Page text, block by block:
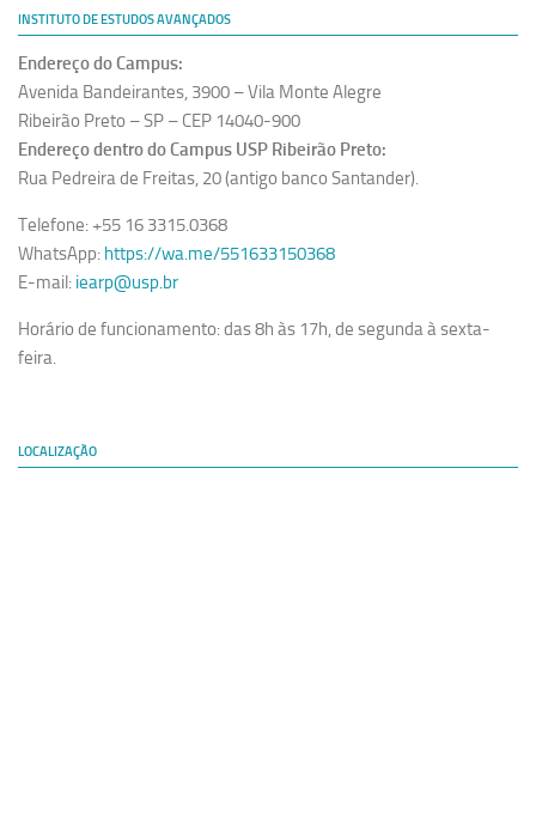
INSTITUTO DE ESTUDOS AVANÇADOS
Endereço do Campus:
Avenida Bandeirantes, 3900 – Vila Monte Alegre
Ribeirão Preto – SP – CEP 14040-900
Endereço dentro do Campus USP Ribeirão Preto:
Rua Pedreira de Freitas, 20 (antigo banco Santander).
Telefone: +55 16 3315.0368
WhatsApp: https://wa.me/551633150368
E-mail: iearp@usp.br
Horário de funcionamento: das 8h às 17h, de segunda à sexta-
feira.
LOCALIZAÇÃO